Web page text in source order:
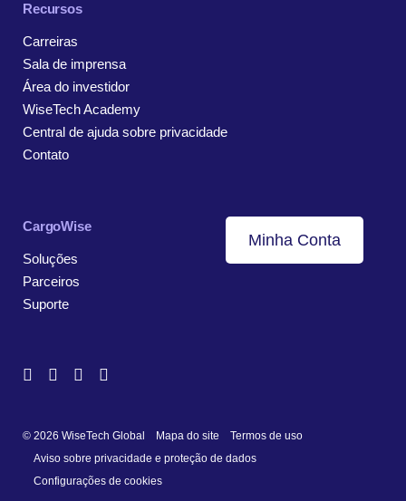
Recursos
Carreiras
Sala de imprensa
Área do investidor
WiseTech Academy
Central de ajuda sobre privacidade
Contato
CargoWise
Soluções
Parceiros
Suporte
Minha Conta
© 2026 WiseTech Global Mapa do site
Termos de uso
Aviso sobre privacidade e proteção de dados
Configurações de cookies